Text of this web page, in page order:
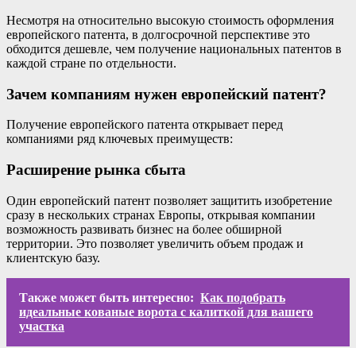
Несмотря на относительно высокую стоимость оформления
европейского патента, в долгосрочной перспективе это
обходится дешевле, чем получение национальных патентов в
каждой стране по отдельности.
Зачем компаниям нужен европейский патент?
Получение европейского патента открывает перед
компаниями ряд ключевых преимуществ:
Расширение рынка сбыта
Один европейский патент позволяет защитить изобретение
сразу в нескольких странах Европы, открывая компании
возможность развивать бизнес на более обширной
территории. Это позволяет увеличить объем продаж и
клиентскую базу.
Также может быть интересно: Как подобрать
идеальные кованые ворота с калиткой для вашего
участка